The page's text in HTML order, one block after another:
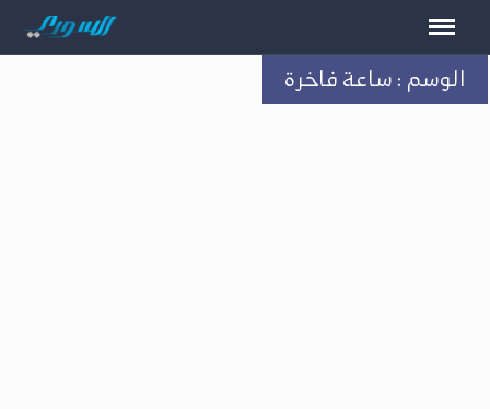
الوسم : ساعة فاخرة